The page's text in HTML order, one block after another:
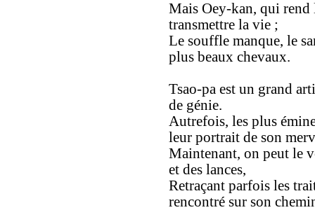
Mais Oey-kan, qui rend
transmettre la vie ;
Le souffle manque, le
plus beaux chevaux.
Tsao-pa est un grand
de génie.
Autrefois, les plus
leur portrait de son
Maintenant, on peut le
et des lances,
Retraçant parfois les
rencontré sur son